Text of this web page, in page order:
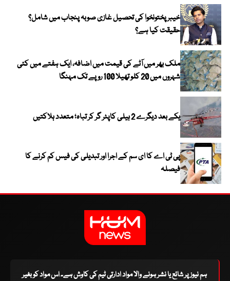
خیبر پختونخوا کی تحصیل غازی صوبہ پنجاب میں شامل؟
حقیقت کیا ہے؟
ملک بھر میں آٹے کی قیمت میں اضافہ، ایک ہفتے میں کئی
شہروں میں 20 کلو تھیلا 100 روپے تک مہنگا
یکے بعد دیگرے 2 ہیلی کاپٹر گر کر تباہ؛ متعدد ہلاکتیں
پی ٹی اے کا ای سم کے اجرا اور تبدیلی کی فیس کم کرنے کا
فیصلہ
ہم نیوز پر شائع یا نشر ہونے والا مواد ادارتی ٹیم کی کاوش ہے۔ اس مواد کو بغیر